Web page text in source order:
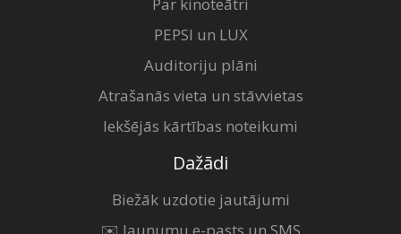
Par kinoteātri
PEPSI un LUX
Auditoriju plāni
Atrašanās vieta un stāvvietas
Iekšējās kārtības noteikumi
Dažādi
Biežāk uzdotie jautājumi